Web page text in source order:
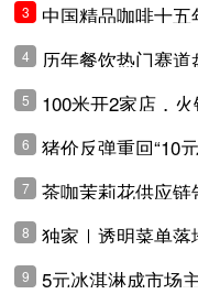
3
中国精品咖啡十
ner、M Stand为
实？
4
历年餐饮热门赛
5
100米开2家店，
6
猪价反弹重回“10
原奶价格现回暖迹
7
茶咖茉莉花供应链
横州花价冲破50元
8
独家｜透明菜单
学林公布未来10年
9
5元冰淇淋成市场